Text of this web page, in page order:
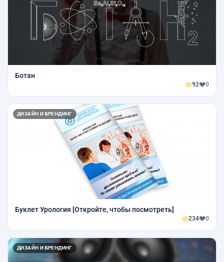
Ботан
92 0
ДИЗАЙН И БРЕНДИНГ
Буклет Урология [Откройте, чтобы посмотреть]
234 0
ДИЗАЙН И БРЕНДИНГ